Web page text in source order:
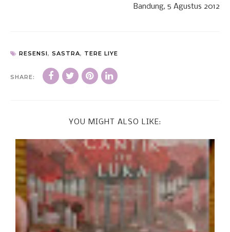
Bandung, 5 Agustus 2012
RESENSI, SASTRA, TERE LIYE
SHARE:
YOU MIGHT ALSO LIKE: